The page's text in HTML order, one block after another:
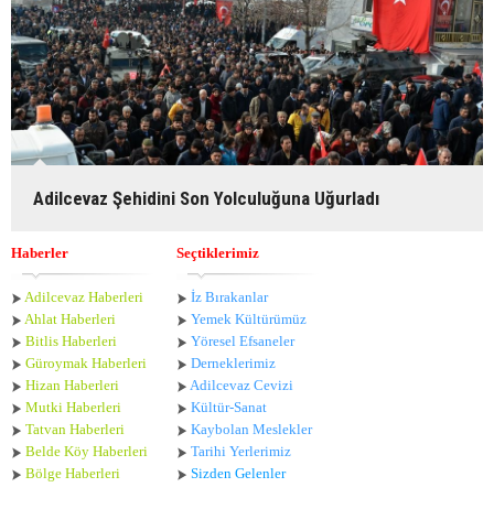
Adilcevaz Şehidini Son Yolculuğuna Uğurladı
Haberler
Adilcevaz Haberleri
Ahlat Haberleri
Bitlis Haberleri
Güroymak Haberleri
Hizan Haberleri
Mutki Haberleri
Tatvan Haberleri
Belde Köy Haberleri
Bölge Haberleri
Seçtiklerimiz
İz Bırakanlar
Yemek Kültürümüz
Yöresel Efsaneler
Derneklerimiz
Adilcevaz Cevizi
Kültür-Sanat
Kaybolan Meslekler
Tarihi Yerlerimiz
Sizden Gelenler